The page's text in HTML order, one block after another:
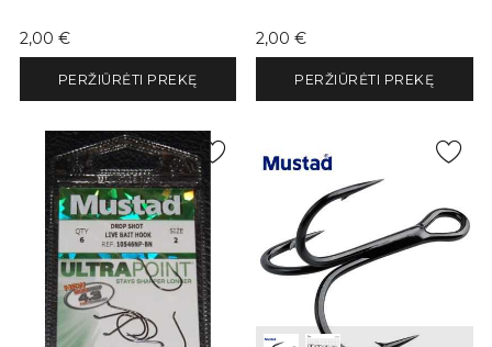
Kaina
2,00 €
PERŽIŪRĖTI PREKĘ
Kaina
2,00 €
PERŽIŪRĖTI PREKĘ